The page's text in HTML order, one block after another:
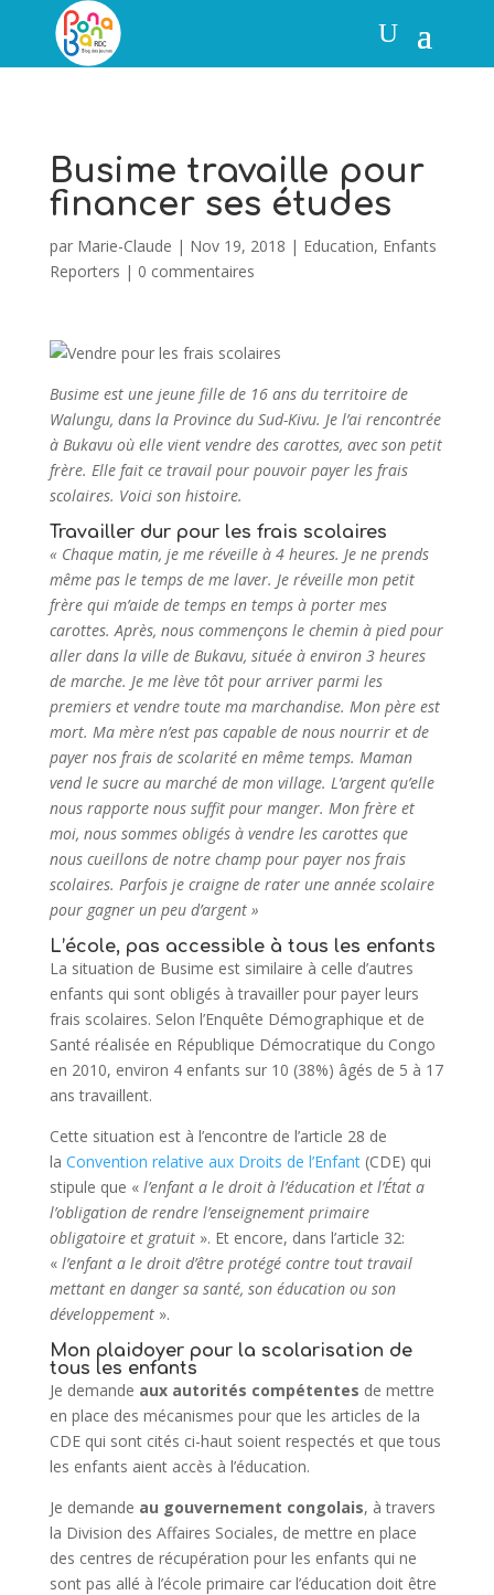
Busime travaille pour
financer ses études
par Marie-Claude | Nov 19, 2018 | Education, Enfants
Reporters | 0 commentaires
Busime est une jeune fille de 16 ans du territoire de
Walungu, dans la Province du Sud-Kivu. Je l’ai rencontrée
à Bukavu où elle vient vendre des carottes, avec son petit
frère. Elle fait ce travail pour pouvoir payer les frais
scolaires. Voici son histoire.
Travailler dur pour les frais scolaires
« Chaque matin, je me réveille à 4 heures. Je ne prends
même pas le temps de me laver. Je réveille mon petit
frère qui m’aide de temps en temps à porter mes
carottes. Après, nous commençons le chemin à pied pour
aller dans la ville de Bukavu, située à environ 3 heures
de marche. Je me lève tôt pour arriver parmi les
premiers et vendre toute ma marchandise. Mon père est
mort. Ma mère n’est pas capable de nous nourrir et de
payer nos frais de scolarité en même temps. Maman
vend le sucre au marché de mon village. L’argent qu’elle
nous rapporte nous suffit pour manger. Mon frère et
moi, nous sommes obligés à vendre les carottes que
nous cueillons de notre champ pour payer nos frais
scolaires. Parfois je craigne de rater une année scolaire
pour gagner un peu d’argent »
L’école, pas accessible à tous les enfants
La situation de Busime est similaire à celle d’autres
enfants qui sont obligés à travailler pour payer leurs
frais scolaires. Selon l’Enquête Démographique et de
Santé réalisée en République Démocratique du Congo
en 2010, environ 4 enfants sur 10 (38%) âgés de 5 à 17
ans travaillent.
Cette situation est à l’encontre de l’article 28 de
la Convention relative aux Droits de l’Enfant(CDE) qui
stipule que « l’enfant a le droit à l’éducation et l’État a
l’obligation de rendre l’enseignement primaire
obligatoire et gratuit». Et encore, dans l’article 32:
« l’enfant a le droit d’être protégé contre tout travail
mettant en danger sa santé, son éducation ou son
développement».
Mon plaidoyer pour la scolarisation de
tous les enfants
Je demande aux autorités compétentes de mettre
en place des mécanismes pour que les articles de la
CDE qui sont cités ci-haut soient respectés et que tous
les enfants aient accès à l’éducation.
Je demande au gouvernement congolais, à travers
la Division des Affaires Sociales, de mettre en place
des centres de récupération pour les enfants qui ne
sont pas allé à l’école primaire car l’éducation doit être